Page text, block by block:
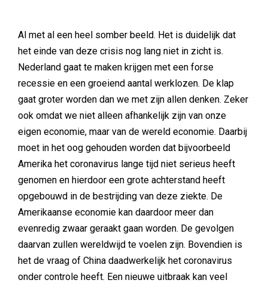
Al met al een heel somber beeld. Het is duidelijk dat
het einde van deze crisis nog lang niet in zicht is.
Nederland gaat te maken krijgen met een forse
recessie en een groeiend aantal werklozen. De klap
gaat groter worden dan we met zijn allen denken. Zeker
ook omdat we niet alleen afhankelijk zijn van onze
eigen economie, maar van de wereld economie. Daarbij
moet in het oog gehouden worden dat bijvoorbeeld
Amerika het coronavirus lange tijd niet serieus heeft
genomen en hierdoor een grote achterstand heeft
opgebouwd in de bestrijding van deze ziekte. De
Amerikaanse economie kan daardoor meer dan
evenredig zwaar geraakt gaan worden. De gevolgen
daarvan zullen wereldwijd te voelen zijn. Bovendien is
het de vraag of China daadwerkelijk het coronavirus
onder controle heeft. Een nieuwe uitbraak kan veel